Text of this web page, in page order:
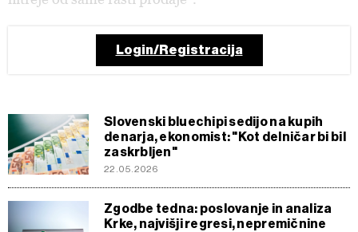
Login/Registracija
Slovenski bluechipi sedijo na kupih
denarja, ekonomist: "Kot delničar bi bil
zaskrbljen"
22.05.2026
Zgodbe tedna: poslovanje in analiza
Krke, najvišji regresi, nepremičnine